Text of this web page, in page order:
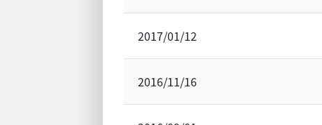
2017/01/12
2016/11/16